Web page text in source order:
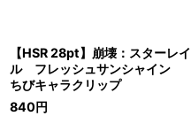
【HSR 28pt】崩壊：スターレイ
ル フレッシュサンシャイン
ちびキャラクリップ
840円